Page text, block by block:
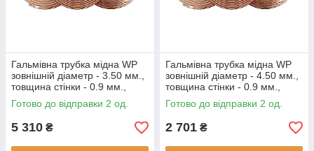
Гальмівна трубка мідна WP
зовнішній діаметр - 3.50 мм.,
товщина стінки - 0.9 мм.,
(ціна за бухту - 25 метрів)
Готово до відправки 2 од.
5 310 ₴
Гальмівна трубка мідна WP
зовнішній діаметр - 4.50 мм.,
товщина стінки - 0.9 мм.,
(ціна за бухту - 10 метрів)
Готово до відправки 2 од.
2 701 ₴